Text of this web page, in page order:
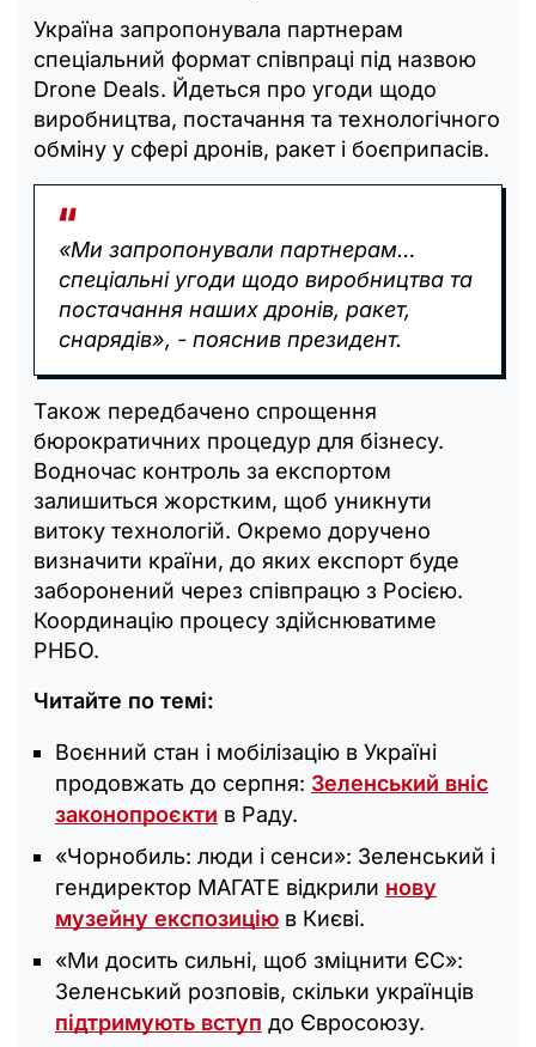
Україна запропонувала партнерам
спеціальний формат співпраці під назвою
Drone Deals. Йдеться про угоди щодо
виробництва, постачання та технологічного
обміну у сфері дронів, ракет і боєприпасів.
«Ми запропонували партнерам…
спеціальні угоди щодо виробництва та
постачання наших дронів, ракет,
снарядів», - пояснив президент.
Також передбачено спрощення
бюрократичних процедур для бізнесу.
Водночас контроль за експортом
залишиться жорстким, щоб уникнути
витоку технологій. Окремо доручено
визначити країни, до яких експорт буде
заборонений через співпрацю з Росією.
Координацію процесу здійснюватиме
РНБО.
Читайте по темі:
Воєнний стан і мобілізацію в Україні
продовжать до серпня: Зеленський вніс
законопроєкти в Раду.
«Чорнобиль: люди і сенси»: Зеленський і
гендиректор МАГАТЕ відкрили нову
музейну експозицію в Києві.
«Ми досить сильні, щоб зміцнити ЄС»:
Зеленський розповів, скільки українців
підтримують вступ до Євросоюзу.